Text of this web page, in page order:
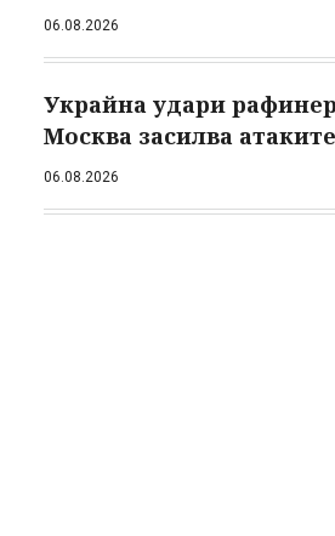
06.08.2026
Украйна удари
Москва засилва атаките
06.08.2026